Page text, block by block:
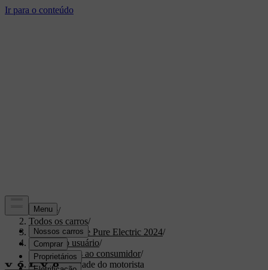
Suporte/
Todos os carros/
XC40 Recharge Pure Electric 2024/
Manual do usuário/
Informações ao consumidor/
Responsabilidade do motorista